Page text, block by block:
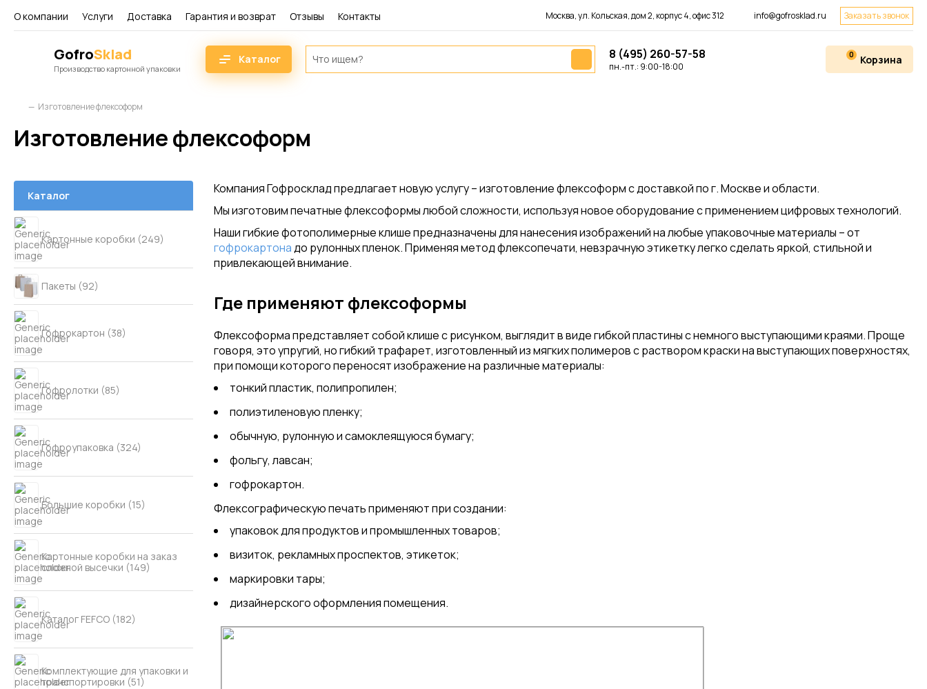
О компании Услуги Доставка Гарантия и возврат Отзывы Контакты Москва, ул. Кольская, дом 2, корпус 4, офис 312 info@gofrosklad.ru Заказать звонок
GofroSklad
Производство картонной упаковки
Каталог 8 (495) 260-57-58
пн.-пт.: 9:00-18:00
0 Корзина
Изготовление флексоформ
Изготовление флексоформ
Каталог
Картонные коробки (249)
Пакеты (92)
Гофрокартон (38)
Гофролотки (85)
Гофроупаковка (324)
Большие коробки (15)
Картонные коробки на заказ
сложной высечки (149)
Каталог FEFCO (182)
Комплектующие для упаковки и
транспортировки (51)
Компания Гофросклад предлагает новую услугу – изготовление флексоформ с доставкой по г. Москве и области.
Мы изготовим печатные флексоформы любой сложности, используя новое оборудование с применением цифровых технологий.
Наши гибкие фотополимерные клише предназначены для нанесения изображений на любые упаковочные материалы – от
гофрокартонадо рулонных пленок. Применяя метод флексопечати, невзрачную этикетку легко сделать яркой, стильной и
привлекающей внимание.
Где применяют флексоформы
Флексоформа представляет собой клише с рисунком, выглядит в виде гибкой пластины с немного выступающими краями. Проще
говоря, это упругий, но гибкий трафарет, изготовленный из мягких полимеров с раствором краски на выступающих поверхностях,
при помощи которого переносят изображение на различные материалы:
тонкий пластик, полипропилен;
полиэтиленовую пленку;
обычную, рулонную и самоклеящуюся бумагу;
фольгу, лавсан;
гофрокартон.
Флексографическую печать применяют при создании:
упаковок для продуктов и промышленных товаров;
визиток, рекламных проспектов, этикеток;
маркировки тары;
дизайнерского оформления помещения.